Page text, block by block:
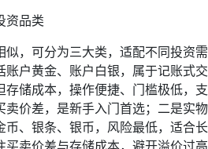
资品类
，可分为三大类，适配不同投资需
账户黄金、账户白银，属于记账式交
储成本，操作便捷、门槛极低，支
卖价差，是新手入门首选；二是实物
币、银条、银币，风险最低，适合长
卖价差与存储成本，避开溢价过高